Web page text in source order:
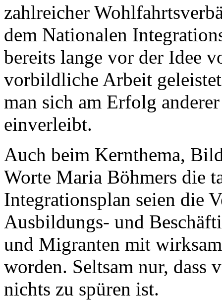
zahlreicher
dem Nationalen
bereits lange vor der Idee
vorbildliche Arbeit
man sich am Erfolg
einverleibt.
Auch beim Kernthema,
Worte Maria Böhmers die
Integrationsplan seien die
Ausbildungs- und
und Migranten mit
worden. Seltsam nur, dass
nichts zu spüren ist.